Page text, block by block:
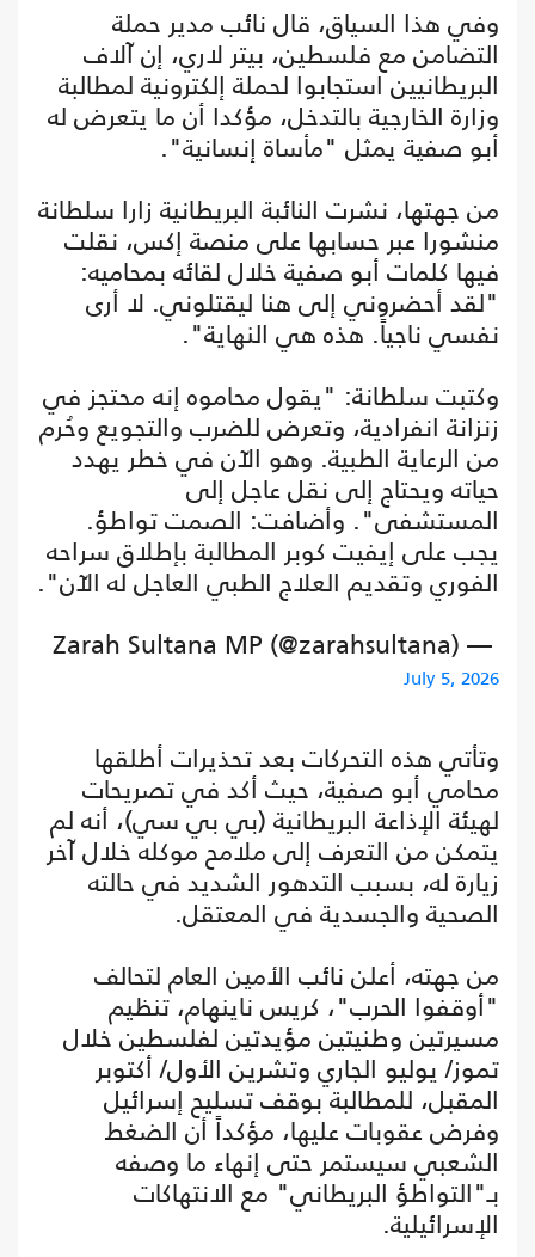
وفي هذا السياق، قال نائب مدير حملة
التضامن مع فلسطين، بيتر لاري، إن آلاف
البريطانيين استجابوا لحملة إلكترونية لمطالبة
وزارة الخارجية بالتدخل، مؤكدا أن ما يتعرض له
أبو صفية يمثل "مأساة إنسانية".
من جهتها، نشرت النائبة البريطانية زارا سلطانة
منشورا عبر حسابها على منصة إكس، نقلت
فيها كلمات أبو صفية خلال لقائه بمحاميه:
"لقد أحضروني إلى هنا ليقتلوني. لا أرى
نفسي ناجياً. هذه هي النهاية".
وكتبت سلطانة: "يقول محاموه إنه محتجز في
زنزانة انفرادية، وتعرض للضرب والتجويع وحُرم
من الرعاية الطبية. وهو الآن في خطر يهدد
حياته ويحتاج إلى نقل عاجل إلى
المستشفى". وأضافت: الصمت تواطؤ.
يجب على إيفيت كوبر المطالبة بإطلاق سراحه
الفوري وتقديم العلاج الطبي العاجل له الآن".
— Zarah Sultana MP (@zarahsultana)
July 5, 2026
وتأتي هذه التحركات بعد تحذيرات أطلقها
محامي أبو صفية، حيث أكد في تصريحات
لهيئة الإذاعة البريطانية (بي بي سي)، أنه لم
يتمكن من التعرف إلى ملامح موكله خلال آخر
زيارة له، بسبب التدهور الشديد في حالته
الصحية والجسدية في المعتقل.
من جهته، أعلن نائب الأمين العام لتحالف
"أوقفوا الحرب"، كريس ناينهام، تنظيم
مسيرتين وطنيتين مؤيدتين لفلسطين خلال
تموز/ يوليو الجاري وتشرين الأول/ أكتوبر
المقبل، للمطالبة بوقف تسليح إسرائيل
وفرض عقوبات عليها، مؤكداً أن الضغط
الشعبي سيستمر حتى إنهاء ما وصفه
بـ"التواطؤ البريطاني" مع الانتهاكات
الإسرائيلية.